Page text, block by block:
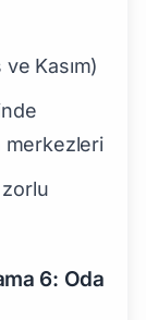
Kasım)
merkezleri
6: Oda